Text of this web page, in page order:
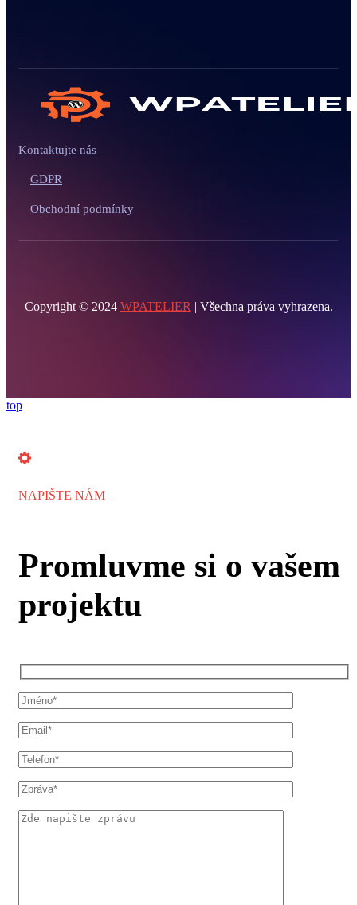
Kontaktujte nás
GDPR
Obchodní podmínky
Copyright © 2024 WPATELIER | Všechna práva vyhrazena.
top
NAPIŠTE NÁM
Promluvme si o vašem
projektu